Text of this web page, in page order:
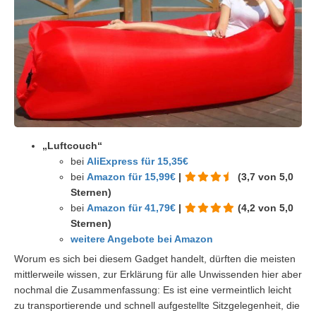
„Luftcouch“
bei AliExpress für 15,35€
bei Amazon für 15,99€ |
(3,7 von 5,0
Sternen)
bei Amazon für 41,79€ |
(4,2 von 5,0
Sternen)
weitere Angebote bei Amazon
Worum es sich bei diesem Gadget handelt, dürften die meisten
mittlerweile wissen, zur Erklärung für alle Unwissenden hier aber
nochmal die Zusammenfassung: Es ist eine vermeintlich leicht
zu transportierende und schnell aufgestellte Sitzgelegenheit, die